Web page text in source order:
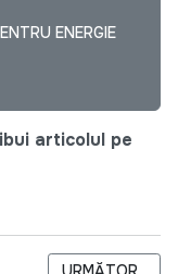
ENERGIE
articolul pe
PENTRU
ARTICOLUL